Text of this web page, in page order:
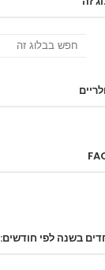
בשנה לפי חודשים: